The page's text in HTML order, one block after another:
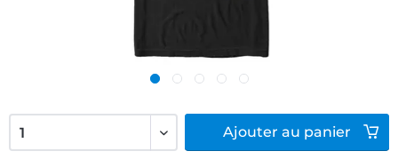
Ajouter au panier